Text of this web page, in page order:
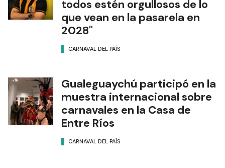
todos estén orgullosos de lo
que vean en la pasarela en
2028"
CARNAVAL DEL PAÍS
Gualeguaychú participó en la
muestra internacional sobre
carnavales en la Casa de
Entre Ríos
CARNAVAL DEL PAÍS